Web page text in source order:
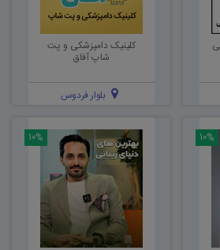
کلینیک دامپزشکی و پت
شاپ آفاق
بلوار فردوس
۱۰% ۱۰%